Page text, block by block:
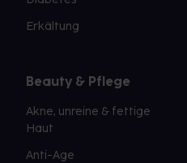
Erkältung
Beauty & Pflege
Akne, unreine & fettige
Haut
Anti-Age